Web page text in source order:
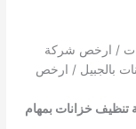
/ ارخص شركة
بالجبيل / ارخص
خزانات بمهام